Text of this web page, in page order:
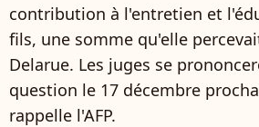
contribution à l'entretien et
fils, une somme qu'elle
Delarue. Les juges se
question le 17 décembre
rappelle l'AFP.